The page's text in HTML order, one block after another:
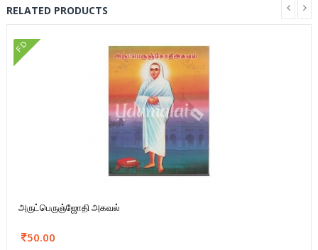
RELATED PRODUCTS
FD
அருட்பெருஞ்ஜோதி அகவல்
50.00